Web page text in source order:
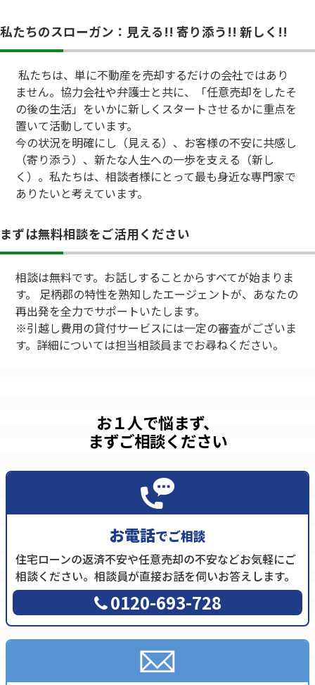
私たちのスローガン：見える!! 寄り添う!! 新しく!!
私たちは、単に不動産を売却するだけの会社ではあり
ません。協力会社や弁護士と共に、「任意売却をしたそ
の後の生活」をいかに新しくスタートさせるかに重点を
置いて活動しています。
今の状況を明確にし（見える）、お客様の不安に共感し
（寄り添う）、新たな人生への一歩を支える（新し
く）。私たちは、相談者様にとって最も身近な専門家で
ありたいと考えています。
まずは無料相談をご活用ください
相談は無料です。お話しすることからすべてが始まりま
す。 足柄郡の特性を熟知したエージェントが、あなたの
再出発を全力でサポートいたします。
※引越し費用の貸付サービスには一定の審査がございま
す。詳細については担当相談員までお尋ねください。
お１人で悩まず、
まずご相談ください
お電話でご相談
住宅ローンの返済不安や任意売却の不安などお気軽にご
相談ください。相談員が直接お話を伺いお答えします。
0120-693-728